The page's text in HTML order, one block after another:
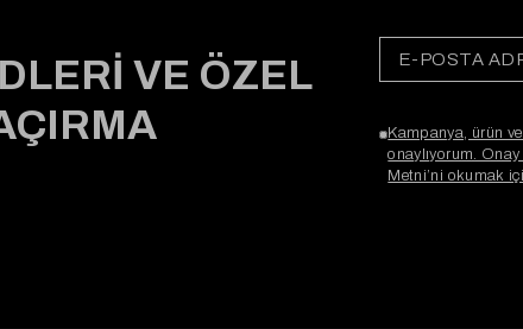
VE ÖZEL
Kampanya, ürün
onaylıyorum.
Metni’ni okumak